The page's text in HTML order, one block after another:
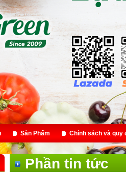
Sản Phẩm Chính sách và quy
Phần tin tức